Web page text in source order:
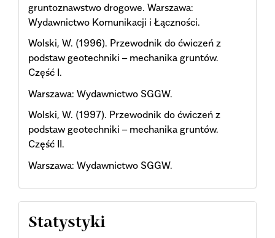
gruntoznawstwo drogowe. Warszawa:
Wydawnictwo Komunikacji i Łączności.
Wolski, W. (1996). Przewodnik do ćwiczeń z
podstaw geotechniki – mechanika gruntów.
Część I.
Warszawa: Wydawnictwo SGGW.
Wolski, W. (1997). Przewodnik do ćwiczeń z
podstaw geotechniki – mechanika gruntów.
Część II.
Warszawa: Wydawnictwo SGGW.
Statystyki